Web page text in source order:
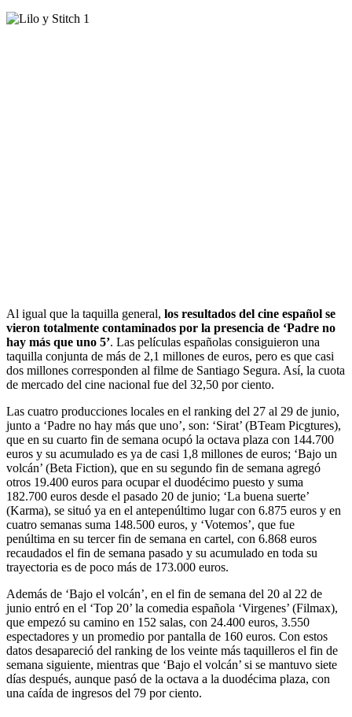
Al igual que la taquilla general, los resultados del cine español se
vieron totalmente contaminados por la presencia de ‘Padre no
hay más que uno 5’. Las películas españolas consiguieron una
taquilla conjunta de más de 2,1 millones de euros, pero es que casi
dos millones corresponden al filme de Santiago Segura. Así, la cuota
de mercado del cine nacional fue del 32,50 por ciento.
Las cuatro producciones locales en el ranking del 27 al 29 de junio,
junto a ‘Padre no hay más que uno’, son: ‘Sirat’ (BTeam Picgtures),
que en su cuarto fin de semana ocupó la octava plaza con 144.700
euros y su acumulado es ya de casi 1,8 millones de euros; ‘Bajo un
volcán’ (Beta Fiction), que en su segundo fin de semana agregó
otros 19.400 euros para ocupar el duodécimo puesto y suma
182.700 euros desde el pasado 20 de junio; ‘La buena suerte’
(Karma), se situó ya en el antepenúltimo lugar con 6.875 euros y en
cuatro semanas suma 148.500 euros, y ‘Votemos’, que fue
penúltima en su tercer fin de semana en cartel, con 6.868 euros
recaudados el fin de semana pasado y su acumulado en toda su
trayectoria es de poco más de 173.000 euros.
Además de ‘Bajo el volcán’, en el fin de semana del 20 al 22 de
junio entró en el ‘Top 20’ la comedia española ‘Virgenes’ (Filmax),
que empezó su camino en 152 salas, con 24.400 euros, 3.550
espectadores y un promedio por pantalla de 160 euros. Con estos
datos desapareció del ranking de los veinte más taquilleros el fin de
semana siguiente, mientras que ‘Bajo el volcán’ si se mantuvo siete
días después, aunque pasó de la octava a la duodécima plaza, con
una caída de ingresos del 79 por ciento.